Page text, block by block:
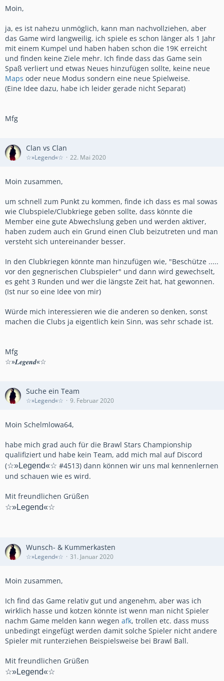
Moin,
ja, es ist nahezu unmöglich, kann man nachvollziehen, aber
das Game wird langweilig. ich spiele es schon länger als 1 Jahr
mit einem Kumpel und haben haben schon die 19K erreicht
und finden keine Ziele mehr. Ich finde dass das Game sein
Spaß verliert und etwas Neues hinzufügen sollte, keine neue
Maps oder neue Modus sondern eine neue Spielweise.
(Eine Idee dazu, habe ich leider gerade nicht Separat)
Mfg
Clan vs Clan
☆»Legend«☆ 22. Mai 2020
Moin zusammen,
um schnell zum Punkt zu kommen, finde ich dass es mal sowas
wie Clubspiele/Clubkriege geben sollte, dass könnte die
Member eine gute Abwechslung geben und werden aktiver,
haben zudem auch ein Grund einen Club beizutreten und man
versteht sich untereinander besser.
In den Clubkriegen könnte man hinzufügen wie, "Beschütze .....
vor den gegnerischen Clubspieler" und dann wird gewechselt,
es geht 3 Runden und wer die längste Zeit hat, hat gewonnen.
(Ist nur so eine Idee von mir)
Würde mich interessieren wie die anderen so denken, sonst
machen die Clubs ja eigentlich kein Sinn, was sehr schade ist.
Mfg
☆»𝑳𝒆𝒈𝒆𝒏𝒅«☆
Suche ein Team
☆»Legend«☆ 9. Februar 2020
Moin Schelmlowa64,
habe mich grad auch für die Brawl Stars Championship
qualifiziert und habe kein Team, add mich mal auf Discord
(☆»Legend«☆ #4513) dann können wir uns mal kennenlernen
und schauen wie es wird.
Mit freundlichen Grüßen
☆»Legend«☆
Wunsch- & Kummerkasten
☆»Legend«☆ 31. Januar 2020
Moin zusammen,
Ich find das Game relativ gut und angenehm, aber was ich
wirklich hasse und kotzen könnte ist wenn man nicht Spieler
nachm Game melden kann wegen afk, trollen etc. dass muss
unbedingt eingefügt werden damit solche Spieler nicht andere
Spieler mit runterziehen Beispielsweise bei Brawl Ball.
Mit freundlichen Grüßen
☆»Legend«☆